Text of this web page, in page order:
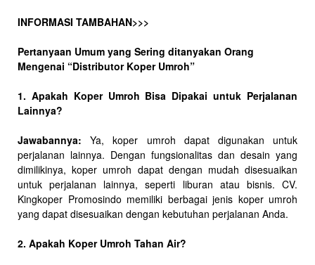
INFORMASI TAMBAHAN>>>
Pertanyaan Umum yang Sering ditanyakan Orang
Mengenai “Distributor Koper Umroh”
1. Apakah Koper Umroh Bisa Dipakai untuk Perjalanan
Lainnya?
Jawabannya: Ya, koper umroh dapat digunakan untuk
perjalanan lainnya. Dengan fungsionalitas dan desain yang
dimilikinya, koper umroh dapat dengan mudah disesuaikan
untuk perjalanan lainnya, seperti liburan atau bisnis. CV.
Kingkoper Promosindo memiliki berbagai jenis koper umroh
yang dapat disesuaikan dengan kebutuhan perjalanan Anda.
2. Apakah Koper Umroh Tahan Air?